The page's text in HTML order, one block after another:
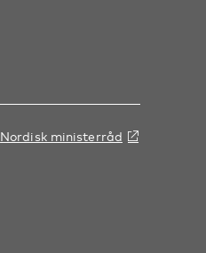
Nordisk ministerråd